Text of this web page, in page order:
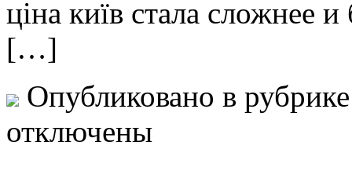
ціна київ стала сложнее
[…]
Опубликовано в
отключены